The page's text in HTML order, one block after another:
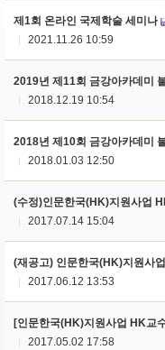
제1회 온라인 국제학술 세미나
2021.11.26 10:59
2018.12.19 10:54
2018.01.03 12:50
2017.07.14 15:04
2017.06.12 13:53
[인문한국(HK)지원사업 HK교
2017.05.02 17:58